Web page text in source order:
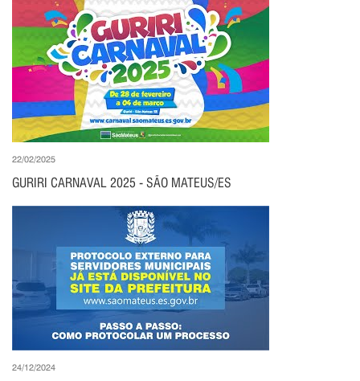
22/02/2025
GURIRI CARNAVAL 2025 - SÃO MATEUS/ES
24/12/2024